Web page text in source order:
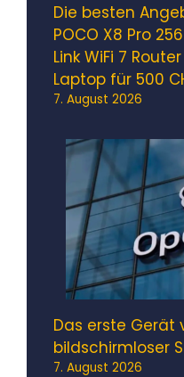
Die besten
POCO X8 Pro
Link WiFi 7
Laptop für 500
7. August 2026
Das erste Gerät
bildschirmloser
7. August 2026